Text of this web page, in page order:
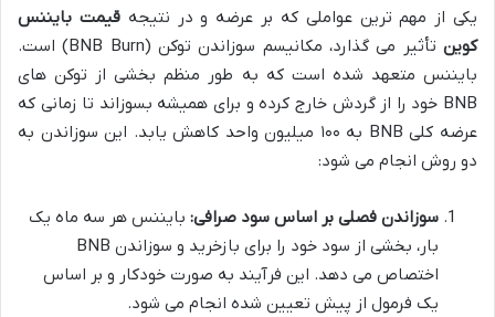
یکی از مهم ترین عواملی که بر عرضه و در نتیجهقیمت بایننس
کوین
تأثیر می گذارد، مکانیسم سوزاندن توکن (BNB Burn) است.
بایننس متعهد شده است که به طور منظم بخشی از توکن های
BNB خود را از گردش خارج کرده و برای همیشه بسوزاند تا زمانی که
عرضه کلی BNB به ۱۰۰ میلیون واحد کاهش یابد. این سوزاندن به
دو روش انجام می شود:
سوزاندن فصلی بر اساس سود صرافی: بایننس هر سه ماه یک
بار، بخشی از سود خود را برای بازخرید و سوزاندن BNB
اختصاص می دهد. این فرآیند به صورت خودکار و بر اساس
یک فرمول از پیش تعیین شده انجام می شود.